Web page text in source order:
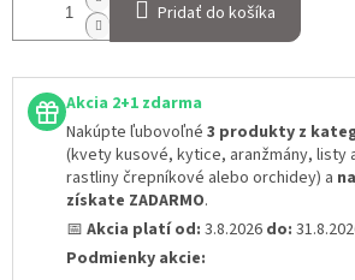
Pridať do košíka
Akcia 2+1 zdarma
Nakúpte ľubovoľné 3 produkty z
(kvety kusové, kytice, aranžmány, listy
rastliny črepníkové alebo orchidey) a
získate ZADARMO.
📅 Akcia platí od: 3.8.2026 do:
Podmienky akcie: